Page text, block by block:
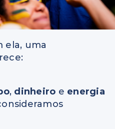
ela, uma
, dinheiro e energia